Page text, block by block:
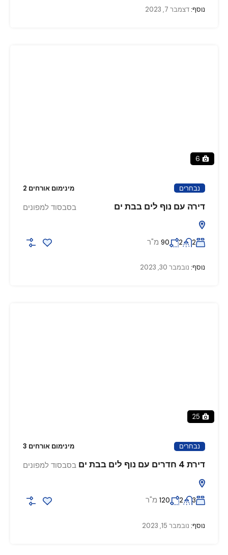
נוסף:דצמבר 7, 2023
6
נבחרים מינימום אורחים 2
דירה עם נוף לים בבת ים בסבסוד למפונים
2
2
90 מ"ר
נוסף: נובמבר 30, 2023
25
נבחרים מינימום אורחים 3
דירת 4 חדרים עם נוף לים בבת ים בסבסוד למפונים
3
2
120 מ"ר
נוסף: נובמבר 15, 2023